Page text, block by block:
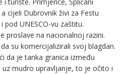
i turiste. Primjerice, Splićani
cijeli Dubrovnik živi za Festu
pod UNESCO-vu zaštitu.
proslave na nacionalnoj razini.
su komercijalizirali svoj blagdan.
da je tanka granica između
uz mudro upravljanje, to je očito i